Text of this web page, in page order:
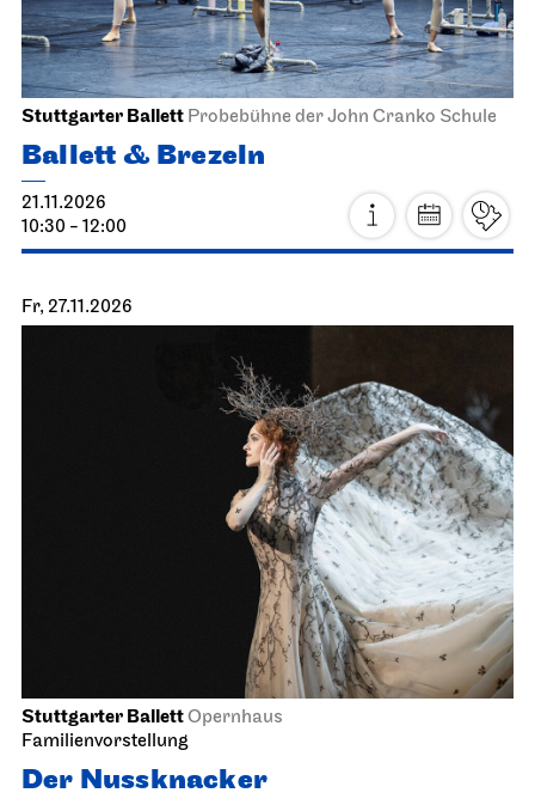
Stuttgarter Ballett Probebühne der John Cranko Schule
Ballett & Brezeln
21.11.2026
10:30 - 12:00
Fr, 27.11.2026
Stuttgarter BallettOpernhaus
Familienvorstellung
Der Nussknacker